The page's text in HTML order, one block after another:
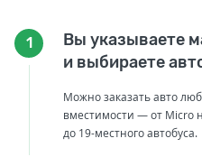
1
Вы указываете
и выбираете
Можно заказать авто
вместимости — от Micro
до 19-местного автобуса.